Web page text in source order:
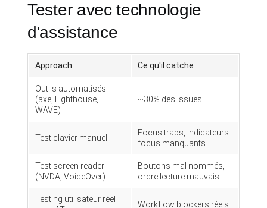
Tester avec technologie
d'assistance
Approach Ce qu'il catche
Outils automatisés
(axe, Lighthouse,
WAVE)
~30% des issues
Test clavier manuel
Focus traps, indicateurs
focus manquants
Test screen reader
(NVDA, VoiceOver)
Boutons mal nommés,
ordre lecture mauvais
Testing utilisateur réel
Workflow blockers réels